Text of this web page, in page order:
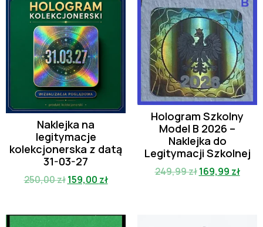
Naklejka na
legitymacje
kolekcjonerska z datą
31-03-27
250,00zł 159,00 zł
Hologram Szkolny
Model B 2026 –
Naklejka do
Legitymacji Szkolnej
249,99zł 169,99 zł